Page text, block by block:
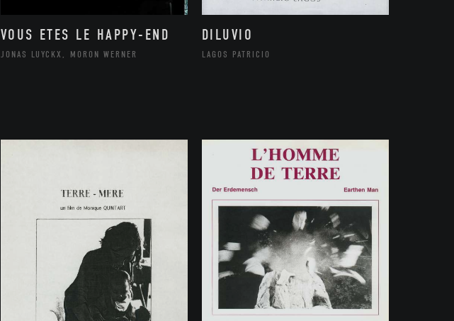
VOUS ETES LE HAPPY-END
JONAS LUYCKX, MORON WERNER
DILUVIO
LAGOS PATRICIO